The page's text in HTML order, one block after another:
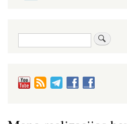
Paieška